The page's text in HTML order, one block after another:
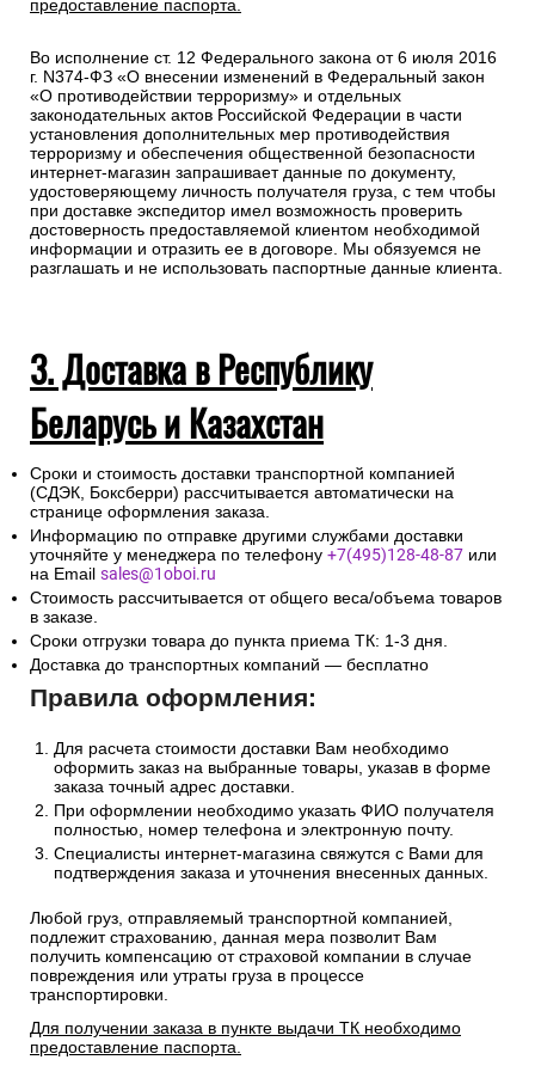
предоставление паспорта.
Во исполнение ст. 12 Федерального закона от 6 июля 2016
г. N374-ФЗ «О внесении изменений в Федеральный закон
«О противодействии терроризму» и отдельных
законодательных актов Российской Федерации в части
установления дополнительных мер противодействия
терроризму и обеспечения общественной безопасности
интернет-магазин запрашивает данные по документу,
удостоверяющему личность получателя груза, с тем чтобы
при доставке экспедитор имел возможность проверить
достоверность предоставляемой клиентом необходимой
информации и отразить ее в договоре. Мы обязуемся не
разглашать и не использовать паспортные данные клиента.
3. Доставка в Республику
Беларусь и Казахстан
Сроки и стоимость доставки транспортной компанией
(СДЭК, Боксберри) рассчитывается автоматически на
странице оформления заказа.
Информацию по отправке другими службами доставки
уточняйте у менеджера по телефону +7(495)128-48-87 или
на Email sales@1oboi.ru
Стоимость рассчитывается от общего веса/объема товаров
в заказе.
Сроки отгрузки товара до пункта приема ТК: 1-3 дня.
Доставка до транспортных компаний — бесплатно
Правила оформления:
Для расчета стоимости доставки Вам необходимо
оформить заказ на выбранные товары, указав в форме
заказа точный адрес доставки.
При оформлении необходимо указать ФИО получателя
полностью, номер телефона и электронную почту.
Специалисты интернет-магазина свяжутся с Вами для
подтверждения заказа и уточнения внесенных данных.
Любой груз, отправляемый транспортной компанией,
подлежит страхованию, данная мера позволит Вам
получить компенсацию от страховой компании в случае
повреждения или утраты груза в процессе
транспортировки.
Для получении заказа в пункте выдачи ТК необходимо
предоставление паспорта.